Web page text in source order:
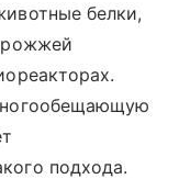
белки,
подхода.